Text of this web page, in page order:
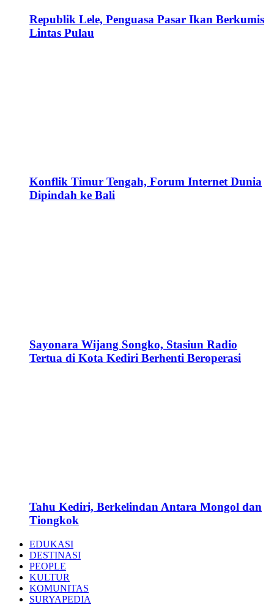
Republik Lele, Penguasa Pasar Ikan Berkumis
Lintas Pulau
Konflik Timur Tengah, Forum Internet Dunia
Dipindah ke Bali
Sayonara Wijang Songko, Stasiun Radio
Tertua di Kota Kediri Berhenti Beroperasi
Tahu Kediri, Berkelindan Antara Mongol dan
Tiongkok
EDUKASI
DESTINASI
PEOPLE
KULTUR
KOMUNITAS
SURYAPEDIA